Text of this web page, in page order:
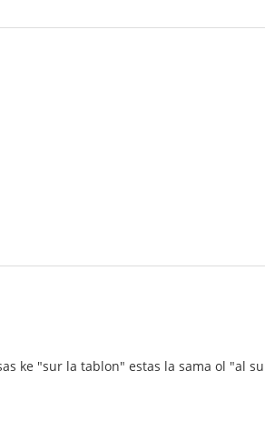
ke "sur la tablon" estas la sama ol "al